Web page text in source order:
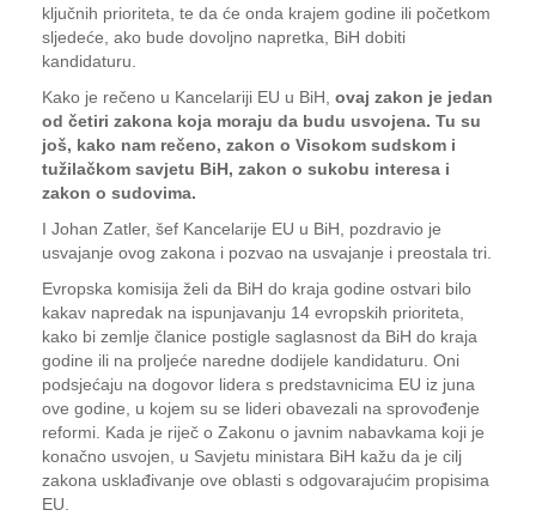
ključnih prioriteta, te da će onda krajem godine ili početkom
sljedeće, ako bude dovoljno napretka, BiH dobiti
kandidaturu.
Kako je rečeno u Kancelariji EU u BiH, ovaj zakon je jedan
od četiri zakona koja moraju da budu usvojena. Tu su
još, kako nam rečeno, zakon o Visokom sudskom i
tužilačkom savjetu BiH, zakon o sukobu interesa i
zakon o sudovima.
I Johan Zatler, šef Kancelarije EU u BiH, pozdravio je
usvajanje ovog zakona i pozvao na usvajanje i preostala tri.
Evropska komisija želi da BiH do kraja godine ostvari bilo
kakav napredak na ispunjavanju 14 evropskih prioriteta,
kako bi zemlje članice postigle saglasnost da BiH do kraja
godine ili na proljeće naredne dodijele kandidaturu. Oni
podsjećaju na dogovor lidera s predstavnicima EU iz juna
ove godine, u kojem su se lideri obavezali na sprovođenje
reformi. Kada je riječ o Zakonu o javnim nabavkama koji je
konačno usvojen, u Savjetu ministara BiH kažu da je cilj
zakona usklađivanje ove oblasti s odgovarajućim propisima
EU.